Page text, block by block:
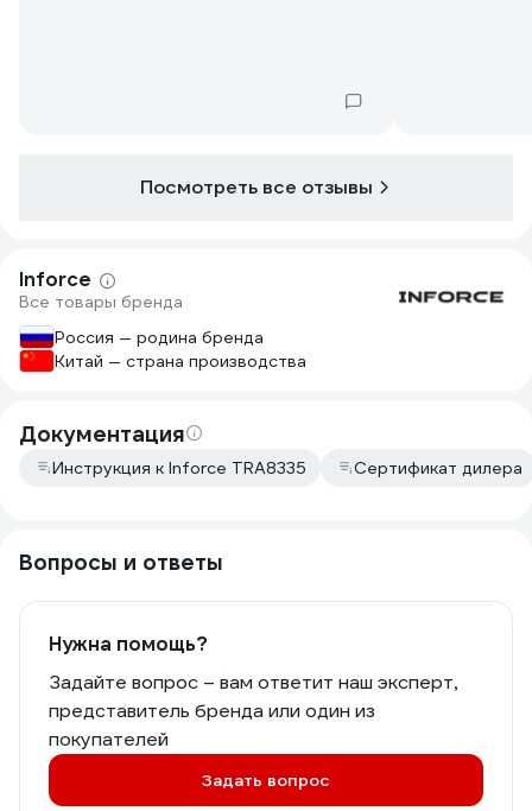
Посмотреть все отзывы
Inforce
Все товары бренда
Россия — родина бренда
Китай — страна производства
Документация
Инструкция к Inforce TRA8335 Сертификат дилера
Вопросы и ответы
Нужна помощь?
Задайте вопрос – вам ответит наш эксперт,
представитель бренда или один из
покупателей
Задать вопрос